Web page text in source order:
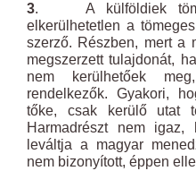
3. A külföldiek
elkerülhetetlen a
szerző. Részben, mert a
megszerzett tulajdonát,
nem kerülhetőek
rendelkezők. Gyakori,
tőke, csak kerülő utat
Harmadrészt nem
leváltja a magyar
nem bizonyított, éppen